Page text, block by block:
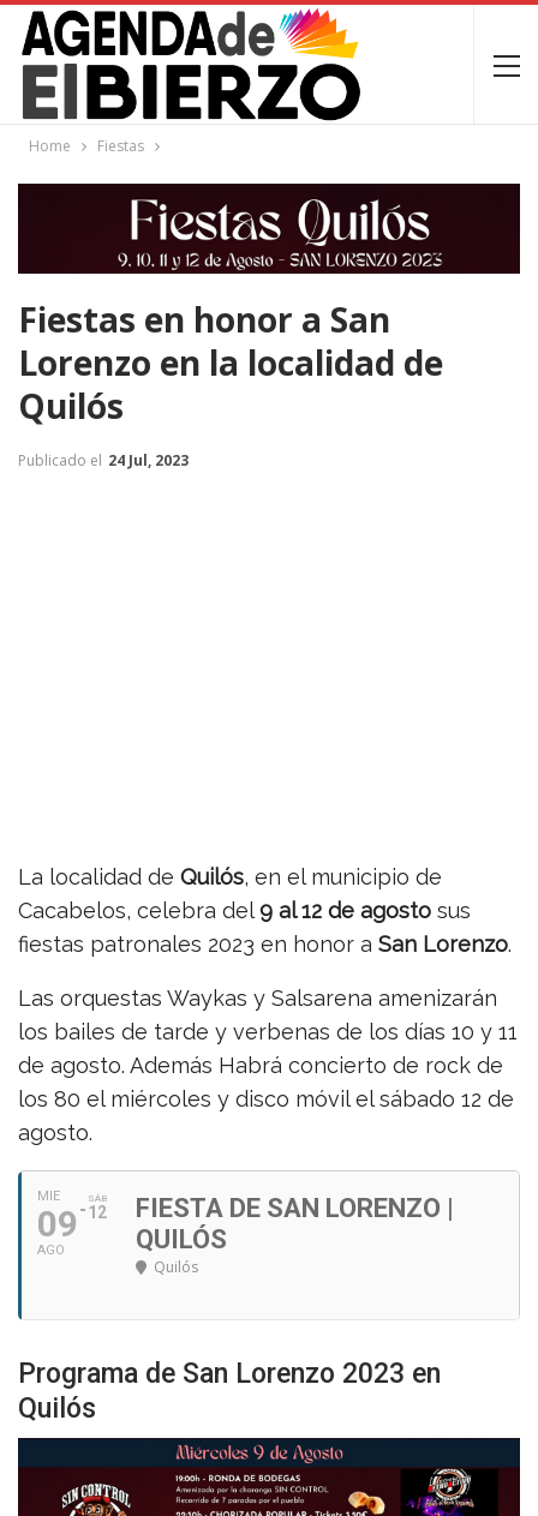
Home Fiestas
Fiestas en honor a San
Lorenzo en la localidad de
Quilós
Publicado el 24 Jul, 2023
La localidad de Quilós, en el municipio de
Cacabelos, celebra del9 al 12 de agosto sus
fiestas patronales 2023 en honor a San Lorenzo.
Las orquestas Waykas y Salsarena amenizarán
los bailes de tarde y verbenas de los días 10 y 11
de agosto. Además Habrá concierto de rock de
los 80 el miércoles y disco móvil el sábado 12 de
agosto.
MIE
09
AGO
SÁB
12
FIESTA DE SAN LORENZO |
QUILÓS
Quilós
Programa de San Lorenzo 2023 en
Quilós